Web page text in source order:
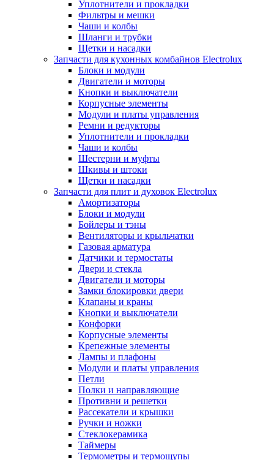
Уплотнители и прокладки
Фильтры и мешки
Чаши и колбы
Шланги и трубки
Щетки и насадки
Запчасти для кухонных комбайнов Electrolux
Блоки и модули
Двигатели и моторы
Кнопки и выключатели
Корпусные элементы
Модули и платы управления
Ремни и редукторы
Уплотнители и прокладки
Чаши и колбы
Шестерни и муфты
Шкивы и штоки
Щетки и насадки
Запчасти для плит и духовок Electrolux
Амортизаторы
Блоки и модули
Бойлеры и тэны
Вентиляторы и крыльчатки
Газовая арматура
Датчики и термостаты
Двери и стекла
Двигатели и моторы
Замки блокировки двери
Клапаны и краны
Кнопки и выключатели
Конфорки
Корпусные элементы
Крепежные элементы
Лампы и плафоны
Модули и платы управления
Петли
Полки и направляющие
Противни и решетки
Рассекатели и крышки
Ручки и ножки
Стеклокерамика
Таймеры
Термометры и термощупы